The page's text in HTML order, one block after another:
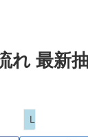
れ 最新
Loto